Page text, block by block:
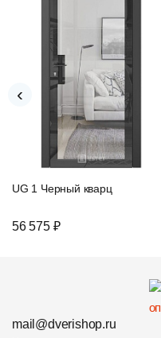
UG 1 Черный кварц
56 575 ₽
‹
mail@dverishop.ru